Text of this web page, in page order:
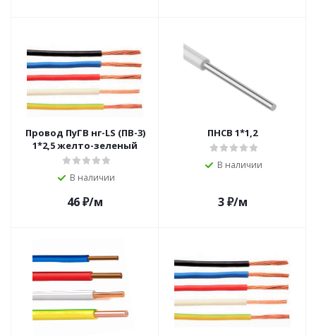
Провод ПуГВ нг-LS (ПВ-3)
1*2,5 желто-зеленый
В наличии
46₽/м
ПНСВ 1*1,2
В наличии
3₽/м